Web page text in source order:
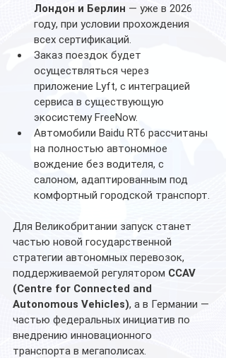
Лондон и Берлин — уже в 2026
году, при условии прохождения
всех сертификаций.
Заказ поездок будет
осуществляться через
приложение Lyft, с интеграцией
сервиса в существующую
экосистему FreeNow.
Автомобили Baidu RT6 рассчитаны
на полностью автономное
вождение без водителя, с
салоном, адаптированным под
комфортный городской транспорт.
Для Великобритании запуск станет
частью новой государственной
стратегии автономных перевозок,
поддерживаемой регулятором CCAV
(Centre for Connected and
Autonomous Vehicles), а в Германии —
частью федеральных инициатив по
внедрению инновационного
транспорта в мегаполисах.